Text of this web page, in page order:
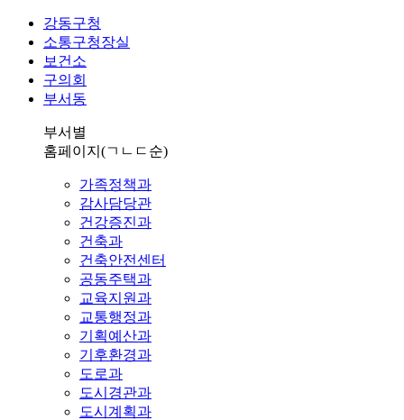
강동구청
소통구청장실
보건소
구의회
부서동
부서별
홈페이지 (ㄱㄴㄷ순)
가족정책과
감사담당관
건강증진과
건축과
건축안전센터
공동주택과
교육지원과
교통행정과
기획예산과
기후환경과
도로과
도시경관과
도시계획과